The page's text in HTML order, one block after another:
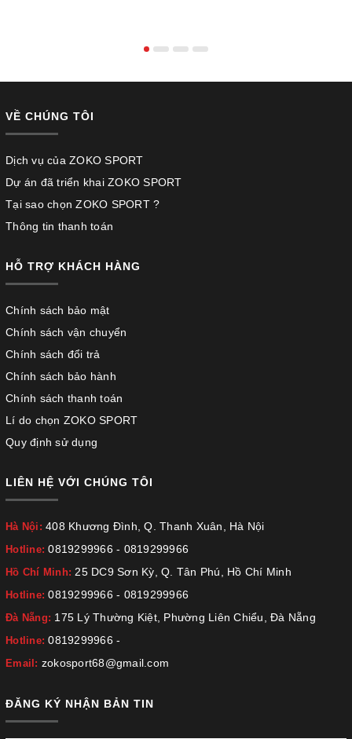
VỀ CHÚNG TÔI
Dịch vụ của ZOKO SPORT
Dự án đã triển khai ZOKO SPORT
Tại sao chọn ZOKO SPORT ?
Thông tin thanh toán
HỖ TRỢ KHÁCH HÀNG
Chính sách bảo mật
Chính sách vận chuyển
Chính sách đổi trả
Chính sách bảo hành
Chính sách thanh toán
Lí do chọn ZOKO SPORT
Quy định sử dụng
LIÊN HỆ VỚI CHÚNG TÔI
Hà Nội: 408 Khương Đình, Q. Thanh Xuân, Hà Nội
Hotline:0819299966 - 0819299966
Hồ Chí Minh:25 DC9 Sơn Kỳ, Q. Tân Phú, Hồ Chí Minh
Hotline:0819299966 - 0819299966
Đà Nẵng: 175 Lý Thường Kiệt, Phường Liên Chiểu, Đà Nẵng
Hotline:0819299966 -
Email: zokosport68@gmail.com
ĐĂNG KÝ NHẬN BẢN TIN